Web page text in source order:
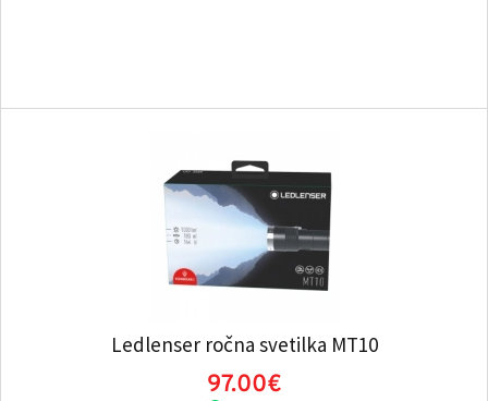
Ledlenser ročna svetilka MT10
97.00€